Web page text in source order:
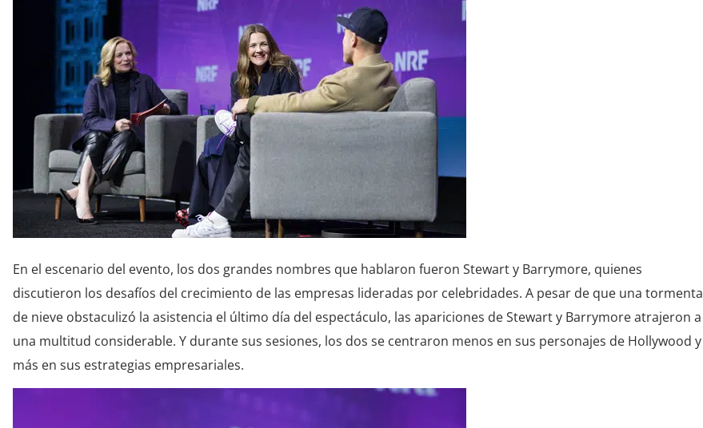
En el escenario del evento, los dos grandes nombres que hablaron fueron Stewart y Barrymore, quienes
discutieron los desafíos del crecimiento de las empresas lideradas por celebridades. A pesar de que una tormenta
de nieve obstaculizó la asistencia el último día del espectáculo, las apariciones de Stewart y Barrymore atrajeron a
una multitud considerable. Y durante sus sesiones, los dos se centraron menos en sus personajes de Hollywood y
más en sus estrategias empresariales.